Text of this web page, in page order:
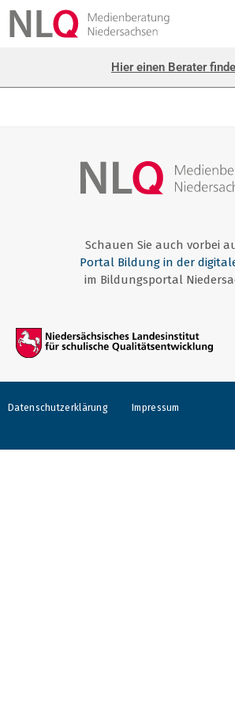
Hier einen Berater
Schauen Sie auch vorbei
Portal Bildung in der
im Bildungsportal
Datenschutzerklärung Impressum